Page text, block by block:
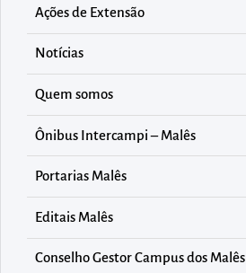
Acessar
diretamente
à
área
para
realizar
buscas
internas
Acessar
Ações de Extensão
Notícias
Quem somos
Ônibus Intercampi – Malês
Portarias Malês
Editais Malês
Conselho Gestor Campus dos Malês